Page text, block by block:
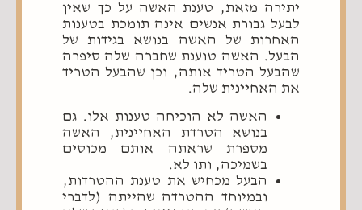
יתירה מזאת, טענת האשה על כך שאין
לבעל גבורת אנשים אינה תומכת בטענות
האחרות של האשה בנושא בגידות של
הבעל. האשה טוענת שחברה שלה סיפרה
שהבעל הטריד אותה, וכן שהבעל הטריד
את האחיינית שלה.
האשה לא הוכיחה טענות אלו. גם
בנושא הטרדת האחיינית, האשה
מספרת שראתה אותם מכוסים
בשמיכה, ותו לא.
הבעל מכחיש את טענת ההטרדות,
ובמיוחד ההטרדה שהייתה (לדברי